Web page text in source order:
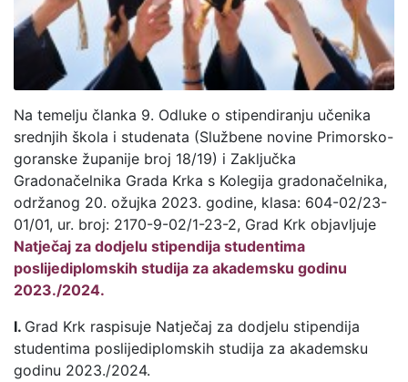
Na temelju članka 9. Odluke o stipendiranju učenika
srednjih škola i studenata (Službene novine Primorsko-
goranske županije broj 18/19) i Zaključka
Gradonačelnika Grada Krka s Kolegija gradonačelnika,
održanog 20. ožujka 2023. godine, klasa: 604-02/23-
01/01, ur. broj: 2170-9-02/1-23-2, Grad Krk objavljuje
Natječaj za dodjelu stipendija studentima
poslijediplomskih studija za akademsku godinu
2023./2024.
I. Grad Krk raspisuje Natječaj za dodjelu stipendija
studentima poslijediplomskih studija za akademsku
godinu 2023./2024.